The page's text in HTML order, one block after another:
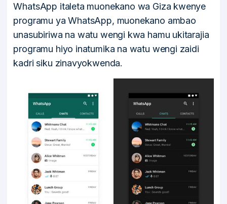
WhatsApp italeta muonekano wa Giza kwenye
programu ya WhatsApp, muonekano ambao
unasubiriwa na watu wengi kwa hamu ukitarajia
programu hiyo inatumika na watu wengi zaidi
kadri siku zinavyokwenda.